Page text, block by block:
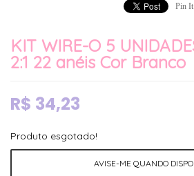
Pin It
KIT WIRE-O 5
2:1 22 anéis Cor Branco
R$ 34,23
Produto esgotado!
AVISE-ME QUANDO